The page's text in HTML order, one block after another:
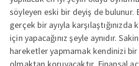
söyleyen eski bir deyiş de bulunur.
gerçek bir ayıyla
için yapacağınız şeyle aynıdır.
hareketler yapmamak kendinizi bir